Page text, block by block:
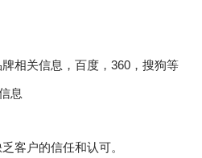
相关信息，百度，360，搜狗等
息
客户的信任和认可。